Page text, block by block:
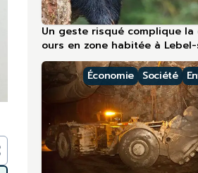
Un geste risqué complique la
ours en zone habitée à
Économie Société